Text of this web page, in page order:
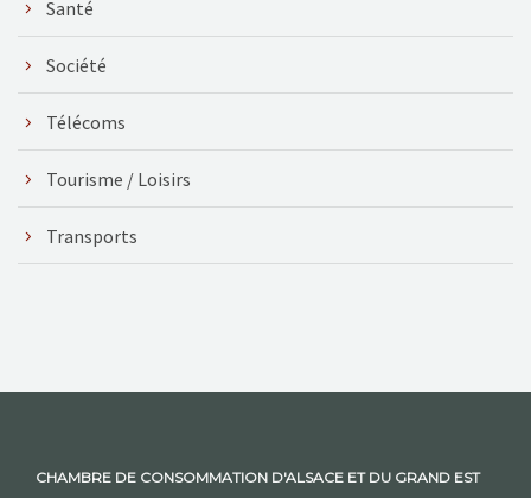
Santé
Société
Télécoms
Tourisme / Loisirs
Transports
CHAMBRE DE CONSOMMATION D'ALSACE ET DU GRAND EST